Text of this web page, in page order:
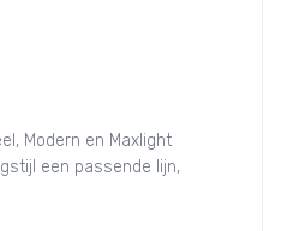
Modern en Maxlight
een passende lijn,